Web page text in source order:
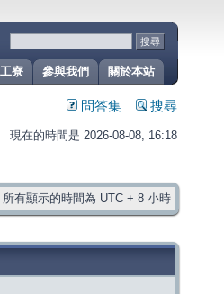
關於本站
參與我們
寮
問答集 搜尋
現在的時間是 2026-08-08, 16:18
所有顯示的時間為 UTC + 8 小時